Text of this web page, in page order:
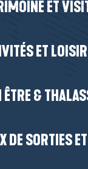
ET
ET
ÊTRE &
DE SORTIES